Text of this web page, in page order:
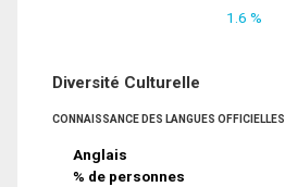
1.6 %
Diversité Culturelle
CONNAISSANCE DES LANGUES OFFICIELLES
Anglais
% de personnes